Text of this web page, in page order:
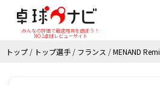
みんなの評価で最適用具を選ぼう！
NO.1卓球レビューサイト
トップ / トップ選手 / フランス /MENAND Remi